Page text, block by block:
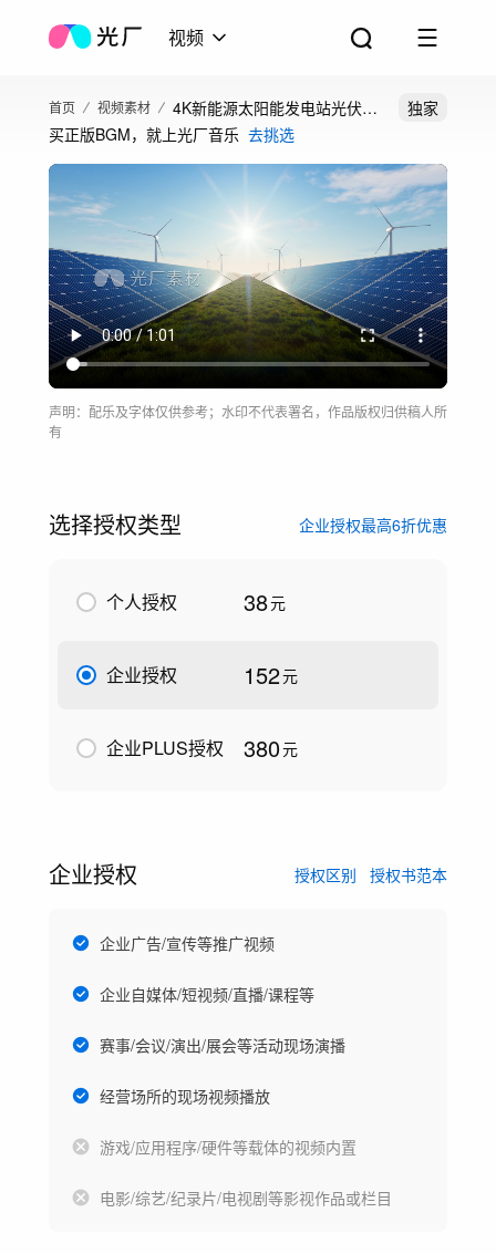
视频
首页 视频素材
4K新能源太阳能发电站光伏发
电
独家
买正版BGM，就上光厂音乐 去挑选
声明：配乐及字体仅供参考；水印不代表署名，作品版权归供稿人所
有
选择授权类型 企业授权最高6折优惠
个人授权 38元
企业授权 152元
企业PLUS授权 380元
企业授权 授权区别 授权书范本
企业广告/宣传等推广视频
企业自媒体/短视频/直播/课程等
赛事/会议/演出/展会等活动现场演播
经营场所的现场视频播放
游戏/应用程序/硬件等载体的视频内置
电影/综艺/纪录片/电视剧等影视作品或栏目